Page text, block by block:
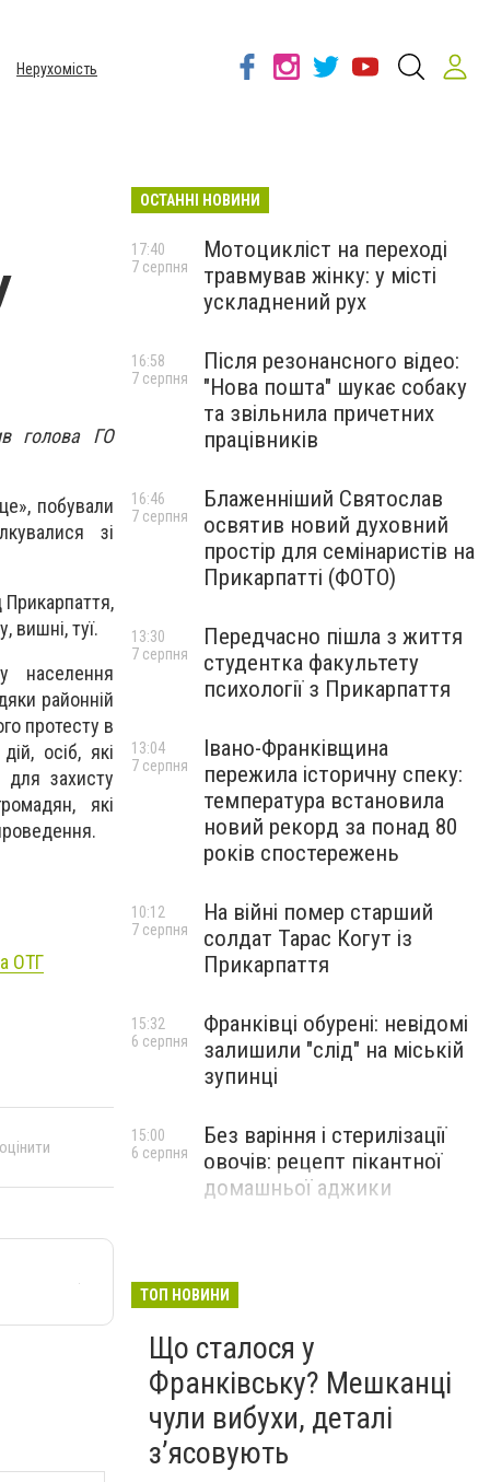
Нерухомість
голова ГО
побували
зі
вишні, туї.
населення
районній
протесту в
осіб, які
захисту
які
ОТГ
ОСТАННІ НОВИНИ
Мотоцикліст на переході
травмував жінку: у місті
ускладнений рух
17:40
7 серпня
Після резонансного відео:
"Нова пошта" шукає собаку
та звільнила причетних
працівників
16:58
7 серпня
Блаженніший Святослав
освятив новий духовний
простір для семінаристів на
Прикарпатті (ФОТО)
16:46
7 серпня
Передчасно пішла з життя
студентка факультету
психології з Прикарпаття
13:30
7 серпня
Івано-Франківщина
пережила історичну спеку:
температура встановила
новий рекорд за понад 80
років спостережень
13:04
7 серпня
На війні помер старший
солдат Тарас Когут із
Прикарпаття
10:12
7 серпня
Франківці обурені: невідомі
залишили "слід" на міській
зупинці
15:32
6 серпня
Без варіння і стерилізації
овочів: рецепт пікантної
домашньої аджики
15:00
6 серпня
ТОП НОВИНИ
Що сталося у
Франківську? Мешканці
чули вибухи, деталі
з’ясовують